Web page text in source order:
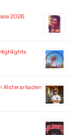
2026
Alsterarkaden